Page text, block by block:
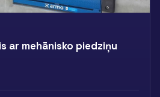
ar mehānisko piedziņu